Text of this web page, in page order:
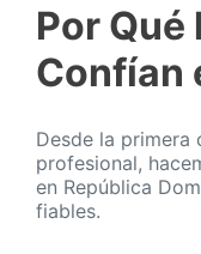
Por Qué
Confían
Desde la primera
profesional,
en República
fiables.